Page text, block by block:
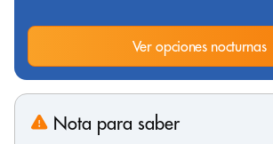
Ver opciones nocturnas
Nota para saber